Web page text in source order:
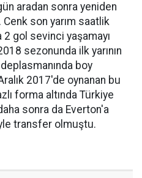
aradan sonra yeniden
son yarım saatlik
2 gol sevinci yaşamayı
sezonunda ilk yarının
boy
2017'de oynanan bu
forma altında Türkiye
sonra da Everton'a
transfer olmuştu.